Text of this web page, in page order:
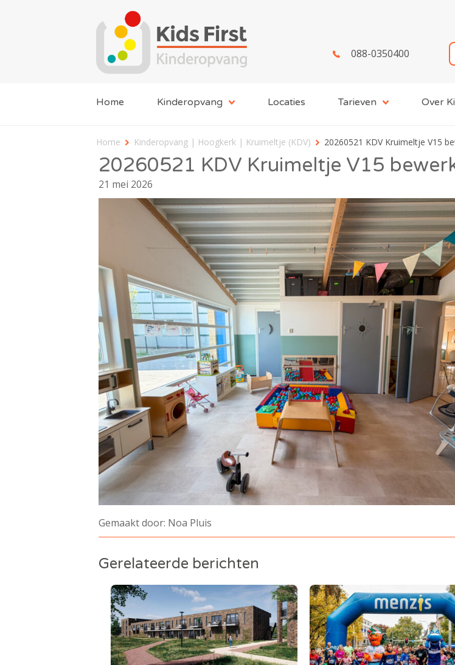
088-0350400
Home Kinderopvang Locaties Tarieven Over
Home Kinderopvang | Hoogkerk | Kruimeltje (KDV) 20260521 KDV Kruimeltje V15
20260521 KDV Kruimeltje V15
21 mei 2026
Gemaakt door: Noa Pluis
Gerelateerde berichten